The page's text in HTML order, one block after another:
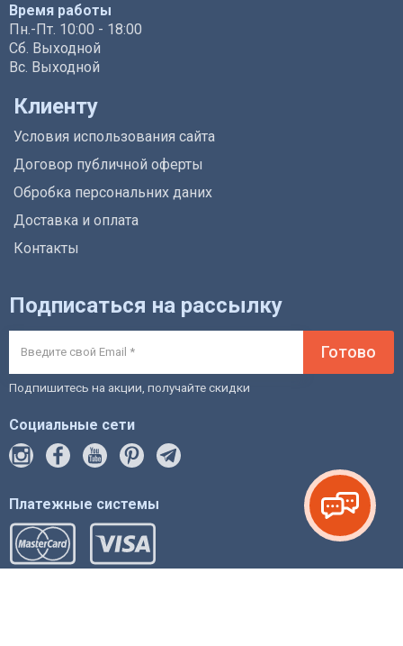
Время работы
Пн.-Пт. 10:00 - 18:00
Сб. Выходной
Вс. Выходной
Клиенту
Условия использования сайта
Договор публичной оферты
Обробка персональних даних
Доставка и оплата
Контакты
Подписаться на рассылку
Готово
Подпишитесь на акции, получайте скидки
Социальные сети
Платежные системы